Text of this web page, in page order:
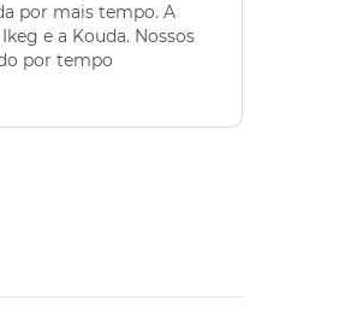
por mais tempo. A
e a Kouda. Nossos
por tempo